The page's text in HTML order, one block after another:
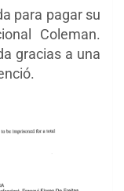
para pagar su
Coleman.
gracias a una